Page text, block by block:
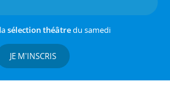
sélection théâtredu samedi
JE M'INSCRIS